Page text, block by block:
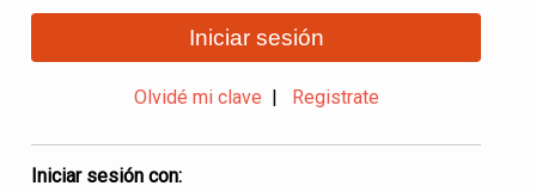
Iniciar sesión
Olvidé mi clave Registrate
Iniciar sesión con: